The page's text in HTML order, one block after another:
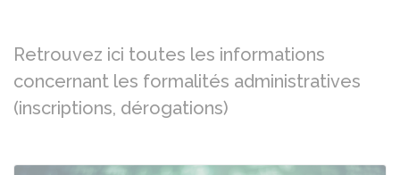
Retrouvez ici toutes les informations
concernant les formalités administratives
(inscriptions, dérogations)